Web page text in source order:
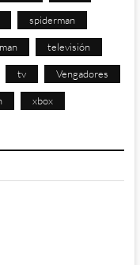
spiderman
televisión
tv Vengadores
xbox